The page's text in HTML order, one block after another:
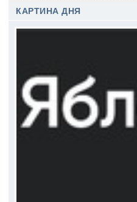
КАРТИНА ДНЯ